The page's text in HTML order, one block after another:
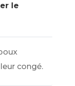
le
leur congé.